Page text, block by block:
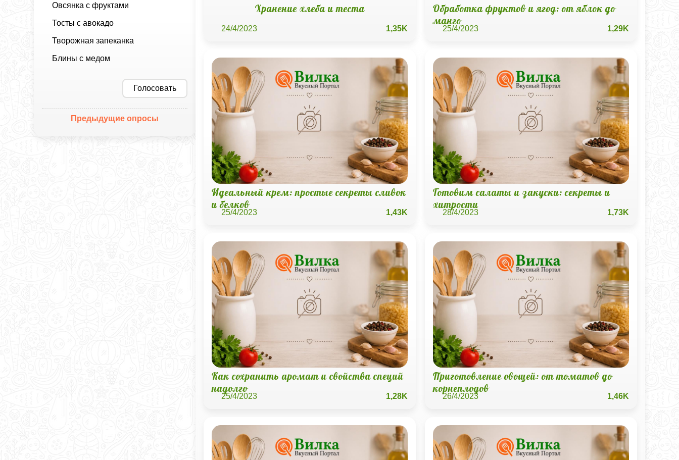
Овсянка с фруктами
Тосты с авокадо
Творожная запеканка
Блины с медом
Голосовать
Предыдущие опросы
Хранение хлеба и теста
24/4/2023 1,35K
Обработка фруктов и ягод: от яблок до
манго
25/4/2023 1,29K
Идеальный крем: простые секреты сливок
и белков
25/4/2023 1,43K
Готовим салаты и закуски: секреты и
хитрости
28/4/2023 1,73K
Как сохранить аромат и свойства специй
надолго
25/4/2023 1,28K
Приготовление овощей: от томатов до
корнеплодов
26/4/2023 1,46K